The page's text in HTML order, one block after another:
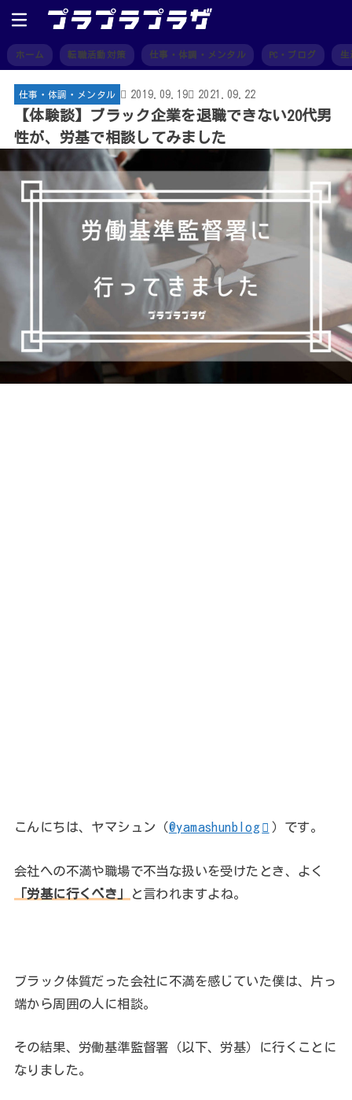
ホーム 転職活動対策 仕事・体調・メンタル PC・ブログ 生
仕事・体調・メンタル 2019.09.19 2021.09.22
【体験談】ブラック企業を退職できない20代男
性が、労基で相談してみました
こんにちは、ヤマシュン（@yamashunblog ）です。
会社への不満や職場で不当な扱いを受けたとき、よく
「労基に行くべき」
と言われますよね。
ブラック体質だった会社に不満を感じていた僕は、片っ
端から周囲の人に相談。
その結果、労働基準監督署（以下、労基）に行くことに
なりました。